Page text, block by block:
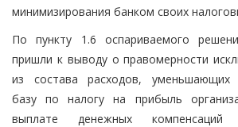
минимизирования банком своих
По пункту 1.6 оспариваемого
пришли к выводу о правомерности
из состава расходов, уменьшающих
базу по налогу на прибыль
выплате денежных компенсаций